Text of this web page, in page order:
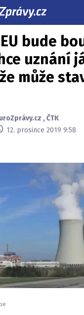
bude
uznání
může
,ČTK
12. prosince 2019 9:58